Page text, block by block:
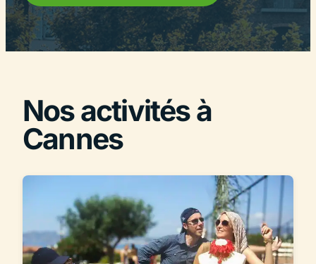
Nos activités à
Cannes